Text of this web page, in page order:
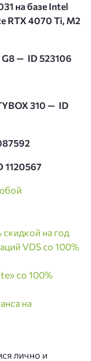
на базе Intel
RTX 4070 Ti, M2
G8 — ID 523106
310 — ID
1120567
скидкой на год
VDS со 100%
со 100%
на
лично и